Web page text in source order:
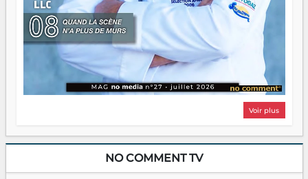
Voir plus
NO COMMENT TV